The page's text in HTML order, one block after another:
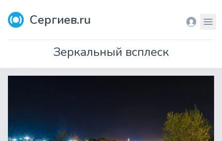
Сергиев.ru Вход
Зеркальный всплеск